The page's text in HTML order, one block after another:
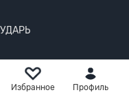
Избранное Профиль